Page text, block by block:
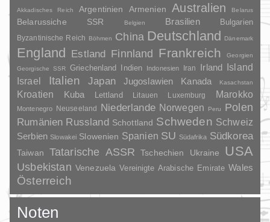
Akkadisches Reich Argentinien Armenien Australien Belarus
Belarussiche SSR Belgien Brasilien Bulgarien
Byzantinische Reich Böhmen China Deutschland Dänemark
England Estland Finnland Frankreich
Georgien
Georgische SSR
Griechenland Indien Indonesien Iran Irland
Island
Israel
Italien Japan Jugoslawien Kanada Kasachstan
Kroatien Kuba Lettland Litauen Luxemburg Marokko
Montenegro Neuseeland Niederlande Norwegen Peru
Polen
Rumänien Russland Schottland Schweden Schweiz
Serbien Slowakei Slowenien Spanien SU Südafrika Südkorea
Taiwan Tatarische ASSR Tschechien Ukraine USA
Usbekistan Venezuela Vereinigte Arabische Emirate Wales
Österreich
Noten